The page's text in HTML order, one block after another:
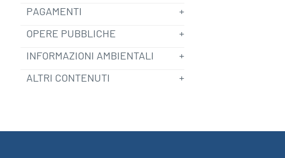
PAGAMENTI
OPERE PUBBLICHE
INFORMAZIONI AMBIENTALI
ALTRI CONTENUTI